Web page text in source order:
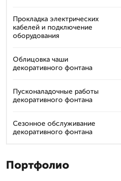
Прокладка электрических
кабелей и подключение
оборудования
Облицовка чаши
декоративного фонтана
Пусконаладочные работы
декоративного фонтана
Сезонное обслуживание
декоративного фонтана
Портфолио